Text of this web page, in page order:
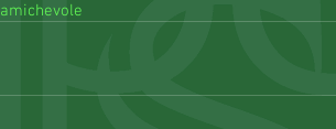
amichevole